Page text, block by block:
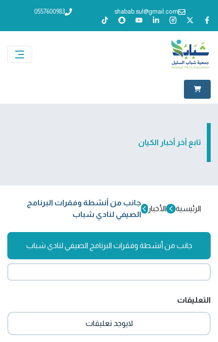
shabab.sul@gmail.com
0557600983
تابع آخر أخبار الكيان
الرئيسية الأخبار
جانب من أنشطة وفقرات البرنامج
الصيفي لنادي شباب
جانب من أنشطة وفقرات البرنامج الصيفي لنادي شباب
التعليقات
لايوجد تعليقات